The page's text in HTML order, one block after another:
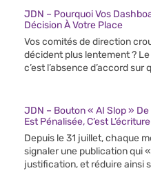
JDN – Pourquoi Vos
Décision À Votre Place
Vos comités de direction
décident plus lentement ? Le
c’est l’absence d’accord
JDN – Bouton « AI Slop » De
Est Pénalisée, C’est
Depuis le 31 juillet, chaque
signaler une publication qui
justification, et réduire ainsi